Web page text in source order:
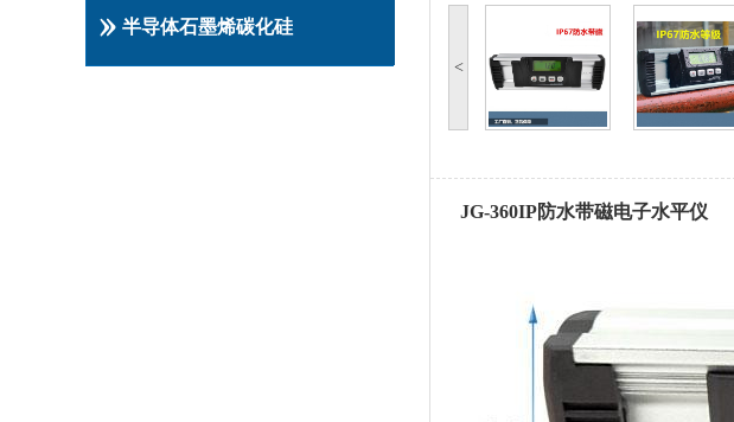
半导体石墨烯碳化硅
<
JG-360IP防水带磁电子水平仪